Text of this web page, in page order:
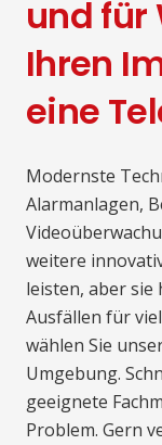
und für
Ihren
eine
Modernste
Alarmanlagen,
weitere
leisten, aber sie
Ausfällen für
wählen Sie
Umgebung.
geeignete
Problem. Gern